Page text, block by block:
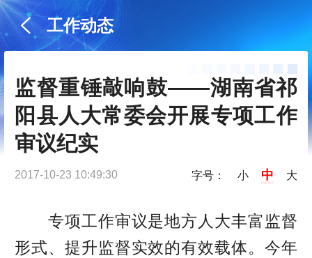
工作动态
监督重锤敲响鼓——湖南省祁
阳县人大常委会开展专项工作
审议纪实
2017-10-23 10:49:30 字号： 小 中 大
专项工作审议是地方人大丰富监督
形式、提升监督实效的有效载体。今年